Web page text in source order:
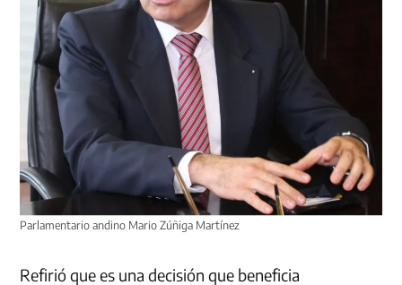
Parlamentario andino Mario Zúñiga Martínez
Refirió que es una decisión que beneficia